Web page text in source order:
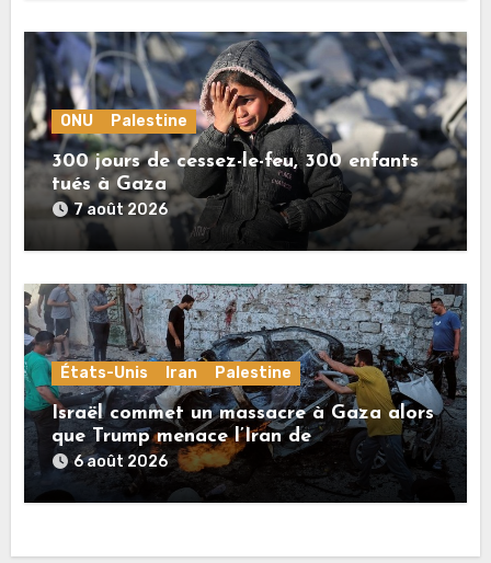
ONU Palestine
300 jours de cessez-le-feu, 300 enfants
tués à Gaza
7 août 2026
États-Unis Iran Palestine
Israël commet un massacre à Gaza alors
que Trump menace l’Iran de
«décapitation»
6 août 2026